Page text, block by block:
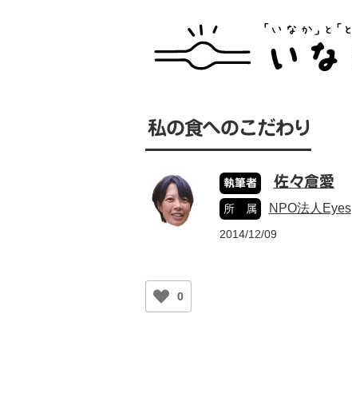
私の食へのこだわり
執筆者 佐々倉愛
所 属 NPO法人Eyes
2014/12/09
0